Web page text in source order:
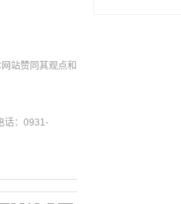
站赞同其观点和
话：0931-